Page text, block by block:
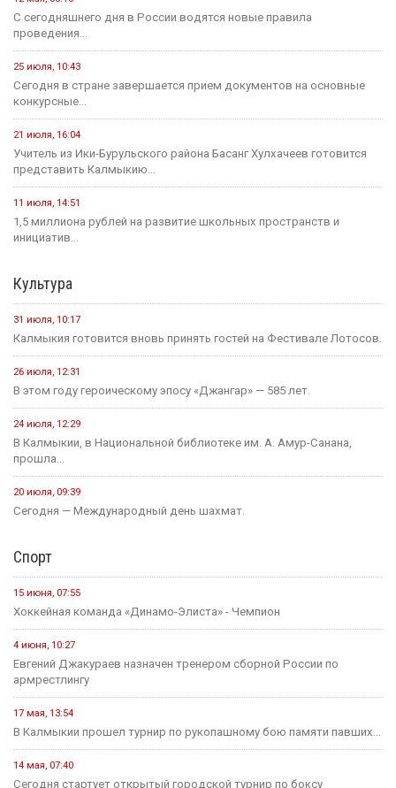
Социальная сфера
16 июля, 13:10
Россия становится одной из самых спокойных стран мира в...
1 августа, 11:42
В рамках акции «35 добрых дел», приуроченной к 35-летию...
1 августа, 10:51
Елена Пашкеева из Яшалтинского района нашла работу на
ярмарке...
обсудили Первый зампредседателя правительства...
Политика
24 июля, 16:31
Итоги весенней сессии Государственной Думы
24 июля, 09:46
Сегодня в Элисте состоится заседание правительства Калмыкии.
20 июля, 11:17
В преддверии Единого дня голосования Общественная палата
Республики активно...
Выборная компания не за горами.
Образование
12 мая, 08:18
С сегодняшнего дня в России водятся новые правила
проведения...
25 июля, 10:43
Сегодня в стране завершается прием документов на основные
конкурсные...
21 июля, 16:04